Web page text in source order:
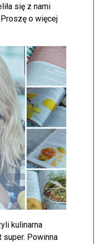
się z nami
o więcej
kulinarna
super. Powinna